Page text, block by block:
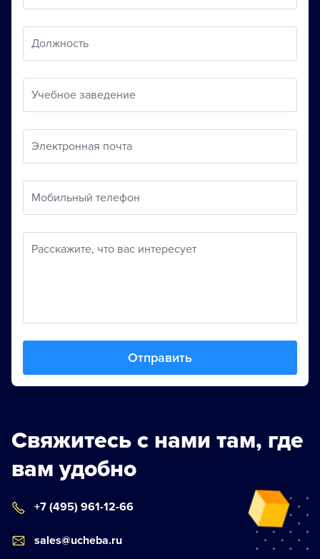
Должность
Учебное заведение
Электронная почта
Мобильный телефон
Расскажите, что вас интересует
Отправить
Свяжитесь с нами там, где
вам удобно
+7 (495) 961-12-66
sales@ucheba.ru